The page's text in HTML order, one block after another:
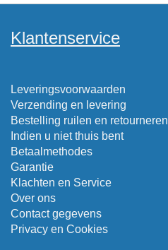
Klantenservice
Leveringsvoorwaarden
Verzending en levering
Bestelling ruilen en retourneren
Indien u niet thuis bent
Betaalmethodes
Garantie
Klachten en Service
Over ons
Contact gegevens
Privacy en Cookies